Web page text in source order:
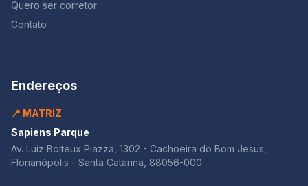
Quero ser corretor
Contato
Endereços
📍 MATRIZ
Sapiens Parque
Av. Luiz Boiteux Piazza, 1302 - Cachoeira do Bom Jesus,
Florianópolis - Santa Catarina, 88056-000